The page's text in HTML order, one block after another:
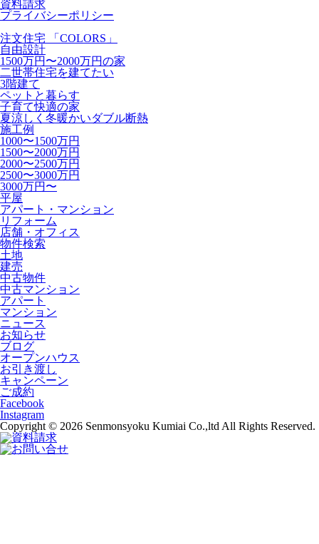
資料請求
プライバシーポリシー
注文住宅 「COLORS」
自由設計
1500万円〜2000万円の家
二世帯住宅を建てたい
3階建て
ペットと暮らす
子育て快適の家
夏涼しく冬暖かいダブル断熱
施工例
1000〜1500万円
1500〜2000万円
2000〜2500万円
2500〜3000万円
3000万円〜
平屋
アパート・マンション
リフォーム
店舗・オフィス
物件検索
土地
建売
中古物件
中古マンション
アパート
マンション
ニュース
お知らせ
ブログ
オープンハウス
お引き渡し
キャンペーン
ご成約
Facebook
Instagram
Copyright © 2026 Senmonsyoku Kumiai Co.,ltd All Rights Reserved.